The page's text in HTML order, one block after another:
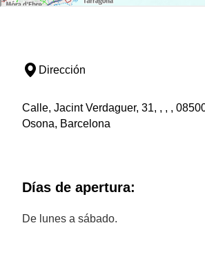
Dirección
Calle, Jacint Verdaguer, 31, , , ,
Osona, Barcelona
Días de apertura:
De lunes a sábado.